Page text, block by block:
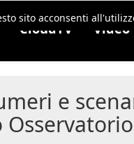
sito acconsenti
CloudTV Video
e